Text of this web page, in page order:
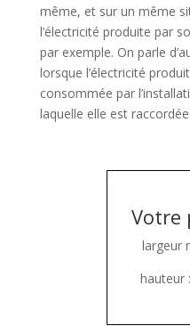
même, et sur un même
l’électricité produite par
par exemple. On parle
lorsque l’électricité
consommée par
laquelle elle est raccordée.
Votre
largeur
hauteur